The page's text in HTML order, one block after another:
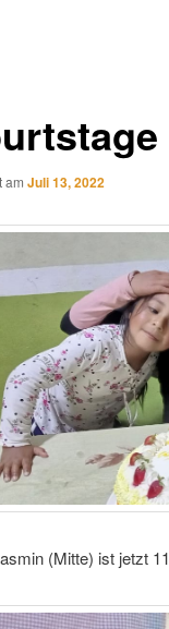
am Juli 13, 2022
(Mitte) ist jetzt 11